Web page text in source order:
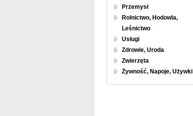
Przemysł
Rolnictwo, Hodowla,
Leśnictwo
Usługi
Zdrowie, Uroda
Zwierzęta
Żywność, Napoje, Używki